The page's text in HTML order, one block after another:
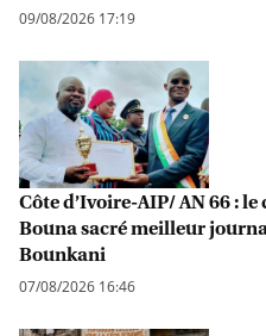
09/08/2026 17:19
Côte d’Ivoire-AIP/ AN 66 :
Bouna sacré meilleur
Bounkani
07/08/2026 16:46